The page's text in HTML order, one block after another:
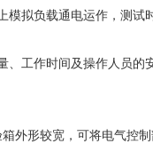
拟负载通电运作，测试
作时间及操作人员的
形较宽，可将电气控